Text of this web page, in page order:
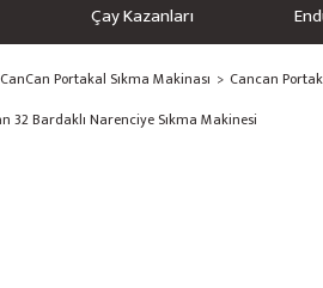
Çay Kazanları
CanCan Portakal Sıkma Makinası Cancan